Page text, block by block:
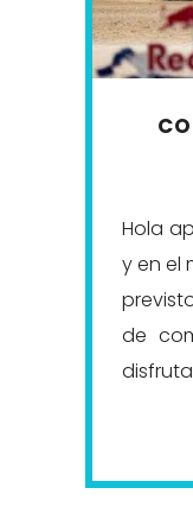
Hola
y en el
de